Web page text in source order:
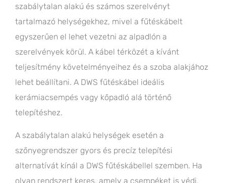
szabálytalan alakú és számos szerelvényt
tartalmazó helységekhez, mivel a fűtéskábelt
egyszerűen el lehet vezetni az alpadlón a
szerelvények körül. A kábel térközét a kívánt
teljesítmény követelményeihez és a szoba alakjához
lehet beállítani. A DWS fűtéskábel ideális
kerámiacsempés vagy kőpadló alá történő
telepítéshez.
A szabálytalan alakú helységek esetén a
szőnyegrendszer gyors és precíz telepítési
alternatívát kínál a DWS fűtéskábellel szemben. Ha
olyan rendszert keres, amely a csempéket is védi,